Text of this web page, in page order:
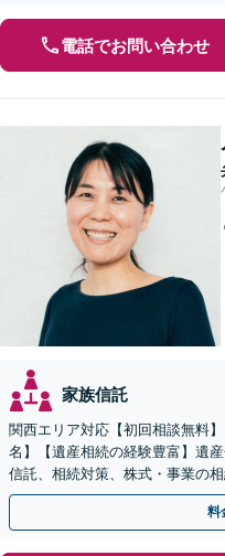
電話でお問い合わせ
家族信託
関西エリア対応【初回相談無料
名】【遺産相続の経験豊富】遺
信託、相続対策、株式・事業の
対応実績。【バリアフリー】【
料